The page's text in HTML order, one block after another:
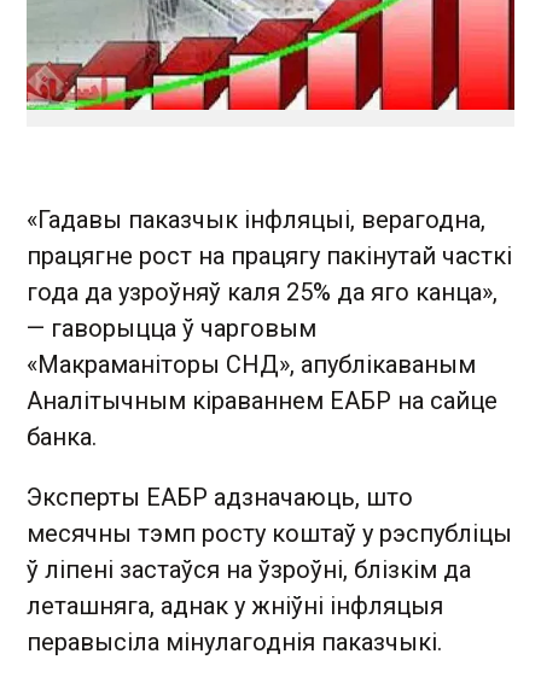
«Гадавы паказчык інфляцыі, верагодна,
працягне рост на працягу пакінутай часткі
года да узроўняў каля 25% да яго канца»,
— гаворыцца ў чарговым
«Макраманіторы СНД», апублікаваным
Аналітычным кіраваннем ЕАБР на сайце
банка.
Эксперты ЕАБР адзначаюць, што
месячны тэмп росту коштаў у рэспубліцы
ў ліпені застаўся на ўзроўні, блізкім да
леташняга, аднак у жніўні інфляцыя
перавысіла мінулагоднія паказчыкі.